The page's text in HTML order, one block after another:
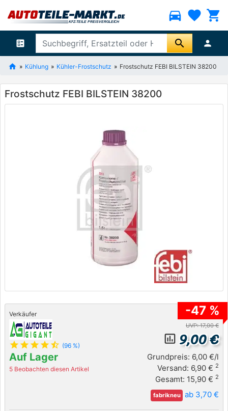
directions_car favorite shopping_cart
ballot search person
Kühlung Kühler-Frostschutz Frostschutz FEBI BILSTEIN 38200
Frostschutz FEBI BILSTEIN 38200
Verkäufer
star star star star star_half (96 %)
Auf Lager
5 Beobachten diesen Artikel
-47 %
UVP: 17,00 €
insert_chart_outlined 9,00 €
Grundpreis: 6,00 €/l
Versand: 6,90 € 2
Gesamt: 15,90 € 2
fabrikneu ab 3,70 €